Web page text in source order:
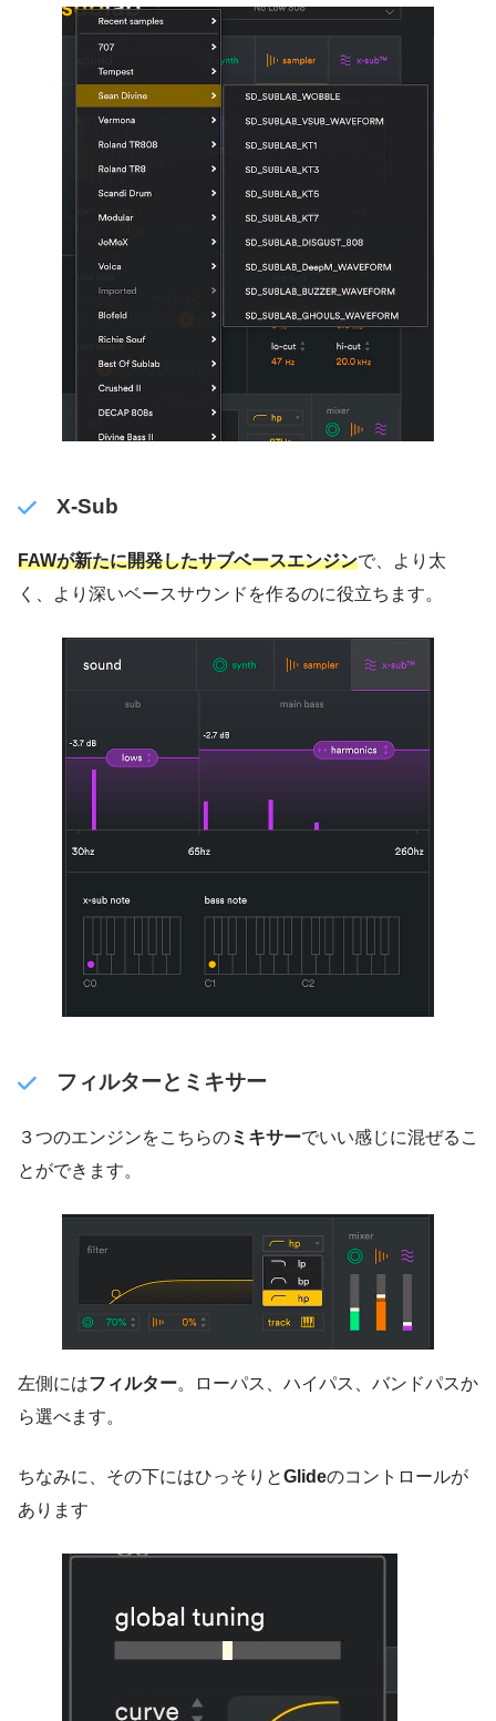
X-Sub
FAWが新たに開発したサブベースエンジンで、より太
く、より深いベースサウンドを作るのに役立ちます。
フィルターとミキサー
３つのエンジンをこちらのミキサーでいい感じに混ぜるこ
とができます。
左側にはフィルター。ローパス、ハイパス、バンドパスか
ら選べます。
ちなみに、その下にはひっそりとGlideのコントロールが
あります